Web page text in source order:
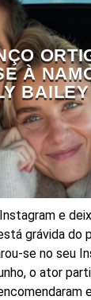
À
BAILEY
e
grávida do
se no seu
o ator